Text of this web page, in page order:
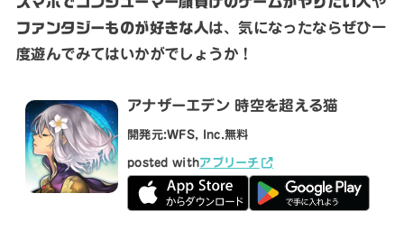
ファンタジーものが好きな人は、気になったならぜひ一
度遊んでみてはいかがでしょうか！
アナザーエデン 時空を超える猫
開発元:WFS, Inc. 無料
posted withアプリーチ